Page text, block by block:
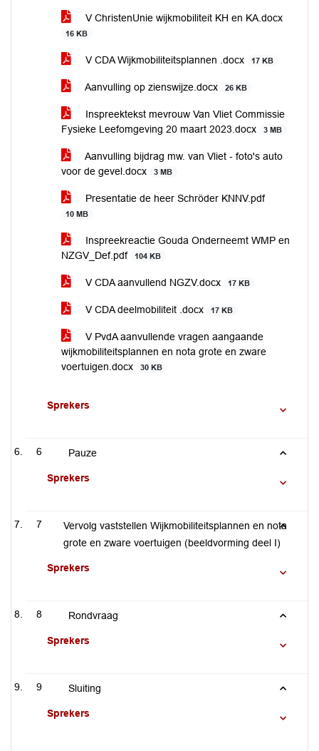
V ChristenUnie wijkmobiliteit KH en KA.docx
16 KB
V CDA Wijkmobiliteitsplannen .docx 17 KB
Aanvulling op zienswijze.docx 26 KB
Inspreektekst mevrouw Van Vliet Commissie
Fysieke Leefomgeving 20 maart 2023.docx
3 MB
Aanvulling bijdrag mw. van Vliet - foto's auto
voor de gevel.docx
3 MB
Presentatie de heer Schröder KNNV.pdf
10 MB
Inspreekreactie Gouda Onderneemt WMP en
NZGV_Def.pdf
104 KB
V CDA aanvullend NGZV.docx 17 KB
V CDA deelmobiliteit .docx 17 KB
V PvdA aanvullende vragen aangaande
wijkmobiliteitsplannen en nota grote en zware
voertuigen.docx
30 KB
Sprekers
6 Pauze
Sprekers
7
Vervolg vaststellen Wijkmobiliteitsplannen en nota
grote en zware voertuigen (beeldvorming deel I)
Sprekers
8 Rondvraag
Sprekers
9 Sluiting
Sprekers